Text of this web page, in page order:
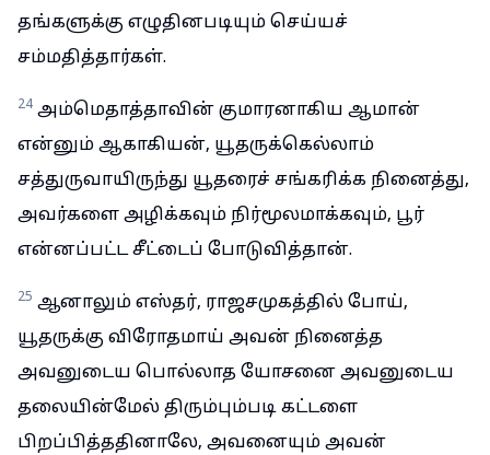
தங்களுக்கு எழுதினபடியும் செய்யச்
சம்மதித்தார்கள்.
24 அம்மெதாத்தாவின் குமாரனாகிய ஆமான்
என்னும் ஆகாகியன், யூதருக்கெல்லாம்
சத்துருவாயிருந்து யூதரைச் சங்கரிக்க நினைத்து,
அவர்களை அழிக்கவும் நிர்மூலமாக்கவும், பூர்
என்னப்பட்ட சீட்டைப் போடுவித்தான்.
25 ஆனாலும் எஸ்தர், ராஜசமுகத்தில் போய்,
யூதருக்கு விரோதமாய் அவன் நினைத்த
அவனுடைய பொல்லாத யோசனை அவனுடைய
தலையின்மேல் திரும்பும்படி கட்டளை
பிறப்பித்ததினாலே, அவனையும் அவன்